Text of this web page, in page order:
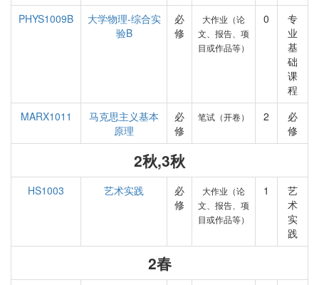
PHYS1009B
大学物理-综合实
验B
必
修
大作业（论
文、报告、项
目或作品等）
0
专
业
基
础
课
程
MARX1011
马克思主义基本
原理
必
修
笔试（开卷） 2
必
修
2秋,3秋
HS1003 艺术实践
必
修
大作业（论
文、报告、项
目或作品等）
1
艺
术
实
践
2春